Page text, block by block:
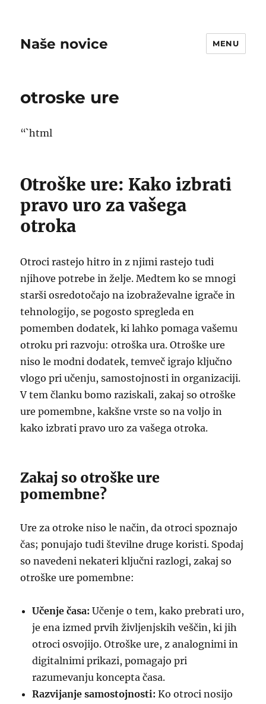
Naše novice MENU
otroske ure
“`html
Otroške ure: Kako izbrati
pravo uro za vašega
otroka
Otroci rastejo hitro in z njimi rastejo tudi
njihove potrebe in želje. Medtem ko se mnogi
starši osredotočajo na izobraževalne igrače in
tehnologijo, se pogosto spregleda en
pomemben dodatek, ki lahko pomaga vašemu
otroku pri razvoju: otroška ura. Otroške ure
niso le modni dodatek, temveč igrajo ključno
vlogo pri učenju, samostojnosti in organizaciji.
V tem članku bomo raziskali, zakaj so otroške
ure pomembne, kakšne vrste so na voljo in
kako izbrati pravo uro za vašega otroka.
Zakaj so otroške ure
pomembne?
Ure za otroke niso le način, da otroci spoznajo
čas; ponujajo tudi številne druge koristi. Spodaj
so navedeni nekateri ključni razlogi, zakaj so
otroške ure pomembne:
Učenje časa: Učenje o tem, kako prebrati uro,
je ena izmed prvih življenjskih veščin, ki jih
otroci osvojijo. Otroške ure, z analognimi in
digitalnimi prikazi, pomagajo pri
razumevanju koncepta časa.
Razvijanje samostojnosti: Ko otroci nosijo